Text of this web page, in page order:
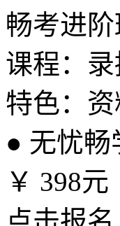
畅考进阶
课程：
特色：
● 无忧畅
￥ 398元